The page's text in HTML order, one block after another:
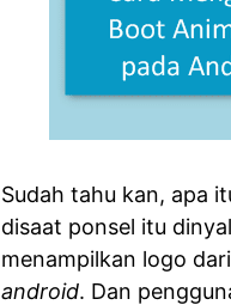
Sudah tahu kan, apa
disaat ponsel itu
menampilkan logo
android. Dan